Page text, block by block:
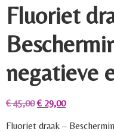
Fluoriet
negatieve
€45,00 € 29,00
Fluoriet draak –